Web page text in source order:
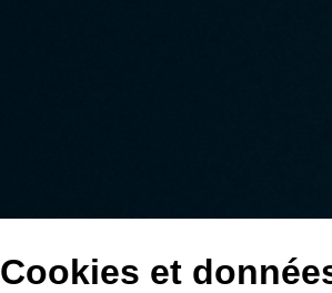
Cookies et